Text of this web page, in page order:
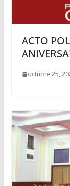
ACTO
octubre 25,